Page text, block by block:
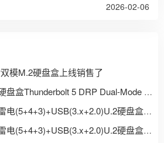
2026-02-06
模M.2硬盘盒上线销售了
雷电5 DRP双模M.2硬盘盒Thunderbolt 5 DRP Dual-Mode M.2 SSD Enclosure
WERO双模80Gbps雷电(5+4+3)+USB(3.x+2.0)U.2硬盘盒抽屉式存取盘Thunderbolt 5 Dual-Mode U.2/U.3 SSD Enclosure
WERO双模80Gbps雷电(5+4+3)+USB(3.x+2.0)U.2硬盘盒抽屉式存取盘-开始预售